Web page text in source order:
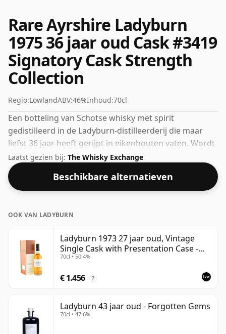
Rare Ayrshire Ladyburn
1975 36 jaar oud Cask #3419
Signatory Cask Strength
Collection
Regio:LowlandABV:46%Inhoud:70cl
Een botteling van Schotse whisky met spirit
gedistilleerd in de Ladyburn-distilleerderij die maar
liefst 36 jaar heeft gerijpt in eikenhouten vaten. Wordt
geleverd in een gewone fles van 70 cl en wordt
gebotteld op een gezond alcoholpercentage van 46%.
Laatst gezien bij: The Whisky Exchange
Beschikbare alternatieven
OOK VAN LADYBURN
Ladyburn 1973 27 jaar oud, Vintage
Single Cask with Presentation Case -
Cask 1591
70cl • 50.4%
€ 1.456 ?
Ladyburn 43 jaar oud - Forgotten Gems
70cl • 47.6%